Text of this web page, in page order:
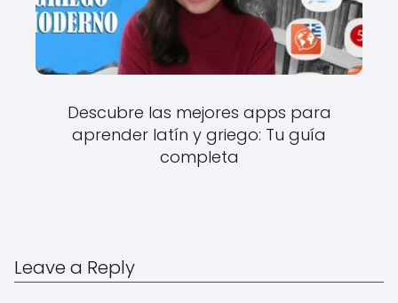
Descubre las mejores apps para
aprender latín y griego: Tu guía
completa
Leave a Reply